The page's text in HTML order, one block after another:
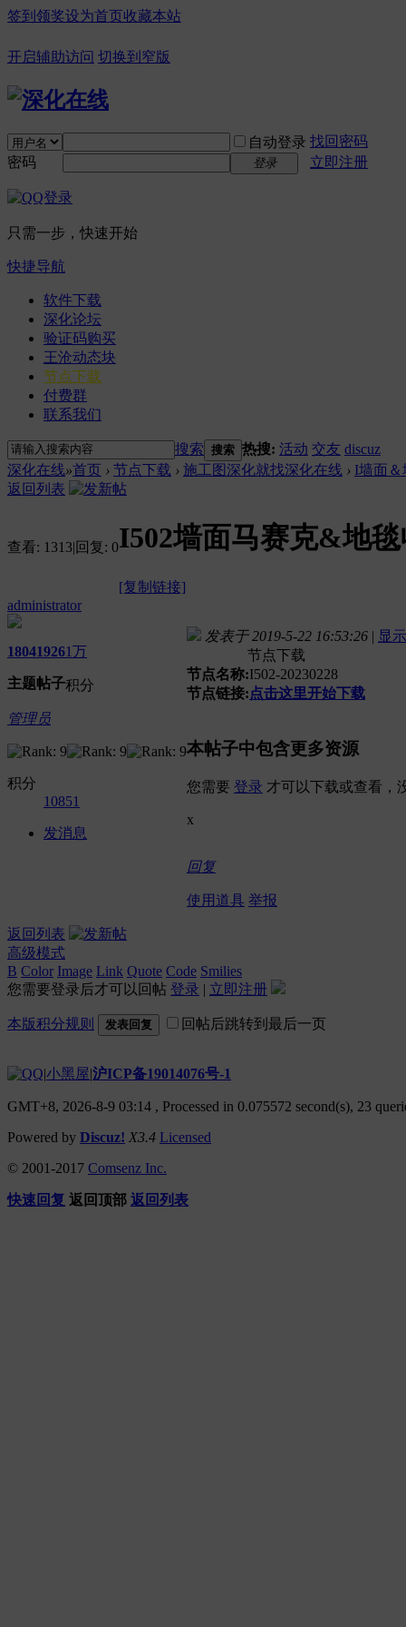
签到领奖设为首页收藏本站
开启辅助访问 切换到窄版
自动登录 找回密码
密码
登录 立即注册
只需一步，快速开始
快捷导航
软件下载
深化论坛
验证码购买
王沧动态块
节点下载
付费群
联系我们
搜索 搜索 热搜: 活动 交友 discuz
深化在线»首页 › 节点下载 › 施工图深化就找深化在线 › I墙面＆
返回列表
查看: 1313| 回复: 0I502墙面马赛克&地
[复制链接]
administrator
1804
主题
1926
帖子
1万
积分
管理员
积分
10851
发消息
发表于 2019-5-22 16:53:26 | 显
节点下载
节点名称:I502-20230228
节点链接:点击这里开始下载
本帖子中包含更多资源
您需要 登录 才可以下载或查看，
x
回复
使用道具 举报
返回列表
高级模式
B Color Image Link Quote Code Smilies
您需要登录后才可以回帖 登录 | 立即注册
本版积分规则 发表回复 回帖后跳转到最后一页
|小黑屋|沪ICP备19014076号-1
GMT+8, 2026-8-9 03:14 , Processed in 0.075572 second(s), 23
Powered by Discuz! X3.4 Licensed
© 2001-2017 Comsenz Inc.
快速回复 返回顶部 返回列表